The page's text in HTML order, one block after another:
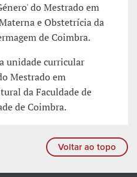
do Mestrado em
e Obstetrícia da
de Coimbra.
unidade curricular
Mestrado em
da Faculdade de
de Coimbra.
Voltar ao topo